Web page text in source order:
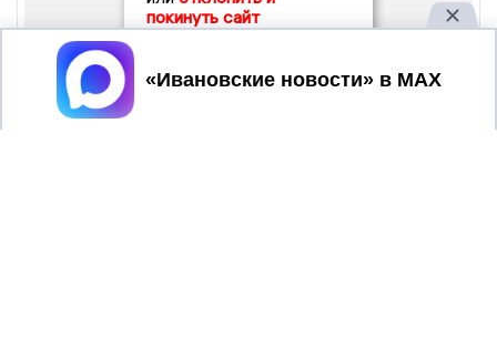
покинуть сайт
Принять